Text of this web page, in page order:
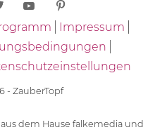
Impressum
- ZauberTopf
dem Hause falkemedia und